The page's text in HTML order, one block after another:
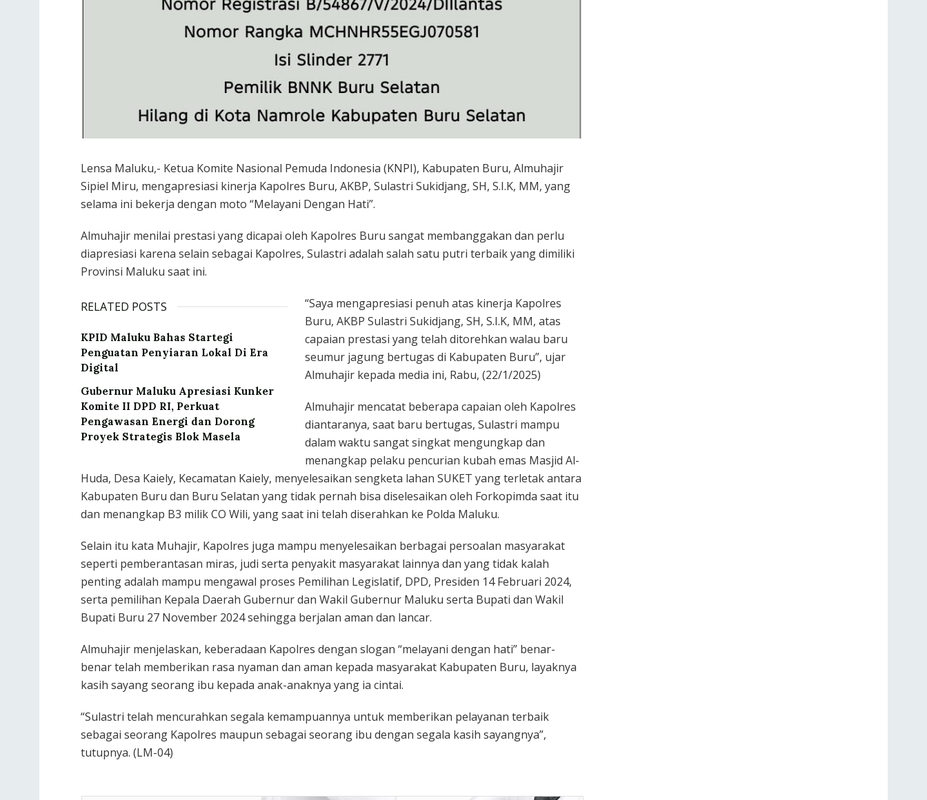
Lensa Maluku,- Ketua Komite Nasional Pemuda Indonesia (KNPI), Kabupaten Buru, Almuhajir
Sipiel Miru, mengapresiasi kinerja Kapolres Buru, AKBP, Sulastri Sukidjang, SH, S.I.K, MM, yang
selama ini bekerja dengan moto “Melayani Dengan Hati”.
Almuhajir menilai prestasi yang dicapai oleh Kapolres Buru sangat membanggakan dan perlu
diapresiasi karena selain sebagai Kapolres, Sulastri adalah salah satu putri terbaik yang dimiliki
Provinsi Maluku saat ini.
RELATED POSTS
KPID Maluku Bahas Startegi
Penguatan Penyiaran Lokal Di Era
Digital
Gubernur Maluku Apresiasi Kunker
Komite II DPD RI, Perkuat
Pengawasan Energi dan Dorong
Proyek Strategis Blok Masela
“Saya mengapresiasi penuh atas kinerja Kapolres
Buru, AKBP Sulastri Sukidjang, SH, S.I.K, MM, atas
capaian prestasi yang telah ditorehkan walau baru
seumur jagung bertugas di Kabupaten Buru”, ujar
Almuhajir kepada media ini, Rabu, (22/1/2025)
Almuhajir mencatat beberapa capaian oleh Kapolres
diantaranya, saat baru bertugas, Sulastri mampu
dalam waktu sangat singkat mengungkap dan
menangkap pelaku pencurian kubah emas Masjid Al-
Huda, Desa Kaiely, Kecamatan Kaiely, menyelesaikan sengketa lahan SUKET yang terletak antara
Kabupaten Buru dan Buru Selatan yang tidak pernah bisa diselesaikan oleh Forkopimda saat itu
dan menangkap B3 milik CO Wili, yang saat ini telah diserahkan ke Polda Maluku.
Selain itu kata Muhajir, Kapolres juga mampu menyelesaikan berbagai persoalan masyarakat
seperti pemberantasan miras, judi serta penyakit masyarakat lainnya dan yang tidak kalah
penting adalah mampu mengawal proses Pemilihan Legislatif, DPD, Presiden 14 Februari 2024,
serta pemilihan Kepala Daerah Gubernur dan Wakil Gubernur Maluku serta Bupati dan Wakil
Bupati Buru 27 November 2024 sehingga berjalan aman dan lancar.
Almuhajir menjelaskan, keberadaan Kapolres dengan slogan “melayani dengan hati” benar-
benar telah memberikan rasa nyaman dan aman kepada masyarakat Kabupaten Buru, layaknya
kasih sayang seorang ibu kepada anak-anaknya yang ia cintai.
“Sulastri telah mencurahkan segala kemampuannya untuk memberikan pelayanan terbaik
sebagai seorang Kapolres maupun sebagai seorang ibu dengan segala kasih sayangnya”,
tutupnya. (LM-04)